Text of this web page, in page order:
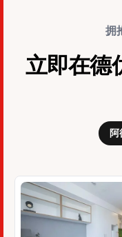
拥
立即在德
阿